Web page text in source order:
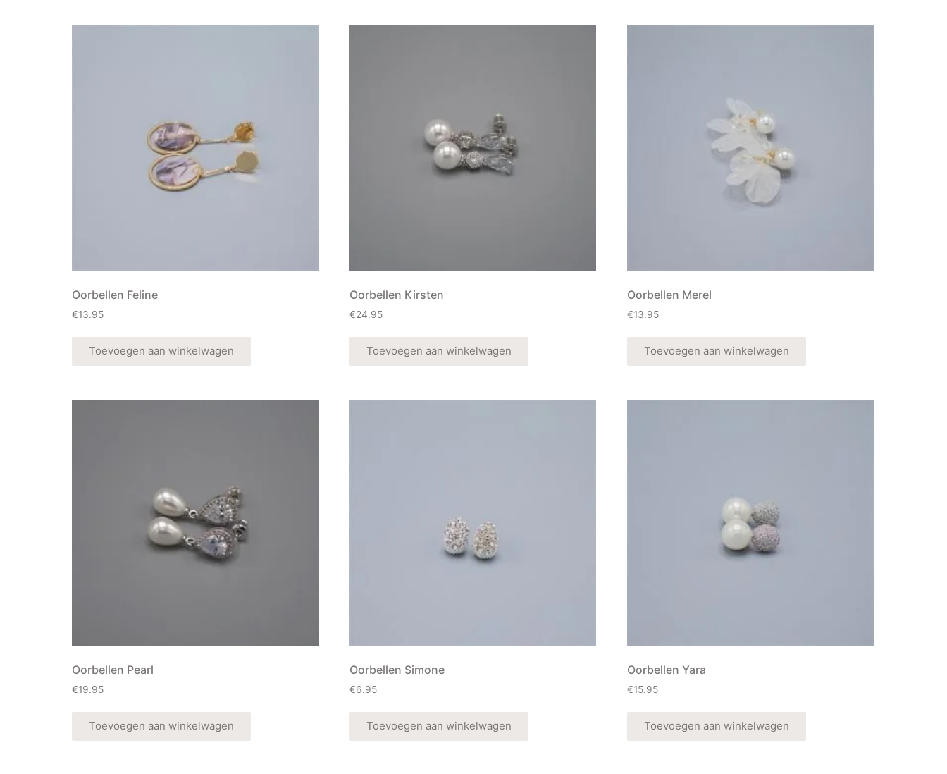
Oorbellen Feline
€13.95
Toevoegen aan winkelwagen
Oorbellen Kirsten
€24.95
Toevoegen aan winkelwagen
Oorbellen Merel
€13.95
Toevoegen aan winkelwagen
Oorbellen Pearl
€19.95
Toevoegen aan winkelwagen
Oorbellen Simone
€6.95
Toevoegen aan winkelwagen
Oorbellen Yara
€15.95
Toevoegen aan winkelwagen